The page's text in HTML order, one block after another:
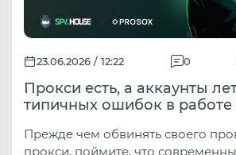
23.06.2026 / 12:22 0
Прокси есть, а аккаунты
типичных ошибок в работе
Прежде чем обвинять своего
прокси, поймите, что